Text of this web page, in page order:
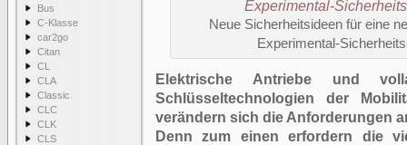
Bus
C-Klasse
car2go
Citan
CL
CLA
Classic
CLC
CLK
CLS
Neue Sicherheitsideen für eine
Experimental-
Elektrische Antriebe und
Schlüsseltechnologien der
verändern sich die Anforderungen
Denn zum einen erfordern die